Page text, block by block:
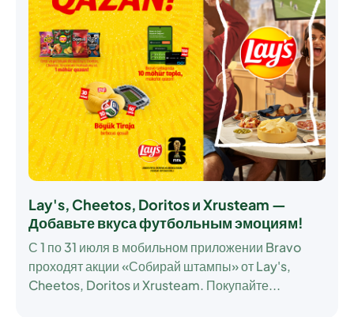
Lay's, Cheetos, Doritos и Xrusteam —
Добавьте вкуса футбольным эмоциям!
С1 по 31 июля в мобильном приложении Bravo
проходят акции «Собирай штампы» от Lay's,
Cheetos, Doritos и Xrusteam. Покупайте...